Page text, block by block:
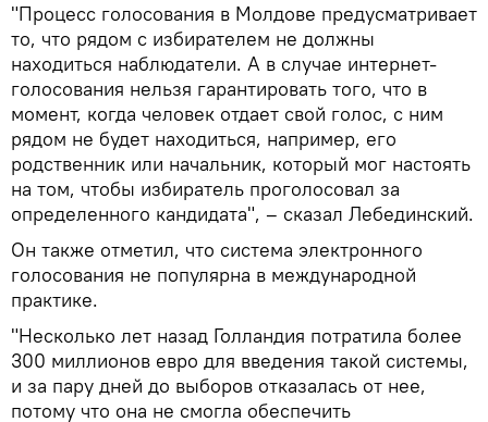
"Процесс голосования в Молдове предусматривает
то, что рядом с избирателем не должны
находиться наблюдатели. А в случае интернет-
голосования нельзя гарантировать того, что в
момент, когда человек отдает свой голос, с ним
рядом не будет находиться, например, его
родственник или начальник, который мог настоять
на том, чтобы избиратель проголосовал за
определенного кандидата", – сказал Лебединский.
Он также отметил, что система электронного
голосования не популярна в международной
практике.
"Несколько лет назад Голландия потратила более
300 миллионов евро для введения такой системы,
и за пару дней до выборов отказалась от нее,
потому что она не смогла обеспечить